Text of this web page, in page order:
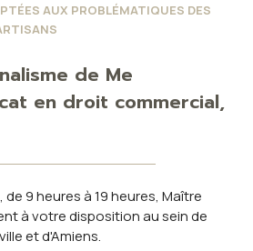
AUX PROBLÉMATIQUES DES
de Me
en droit commercial,
de 9 heures à 19 heures, Maître
à votre disposition au sein de
et d'Amiens.